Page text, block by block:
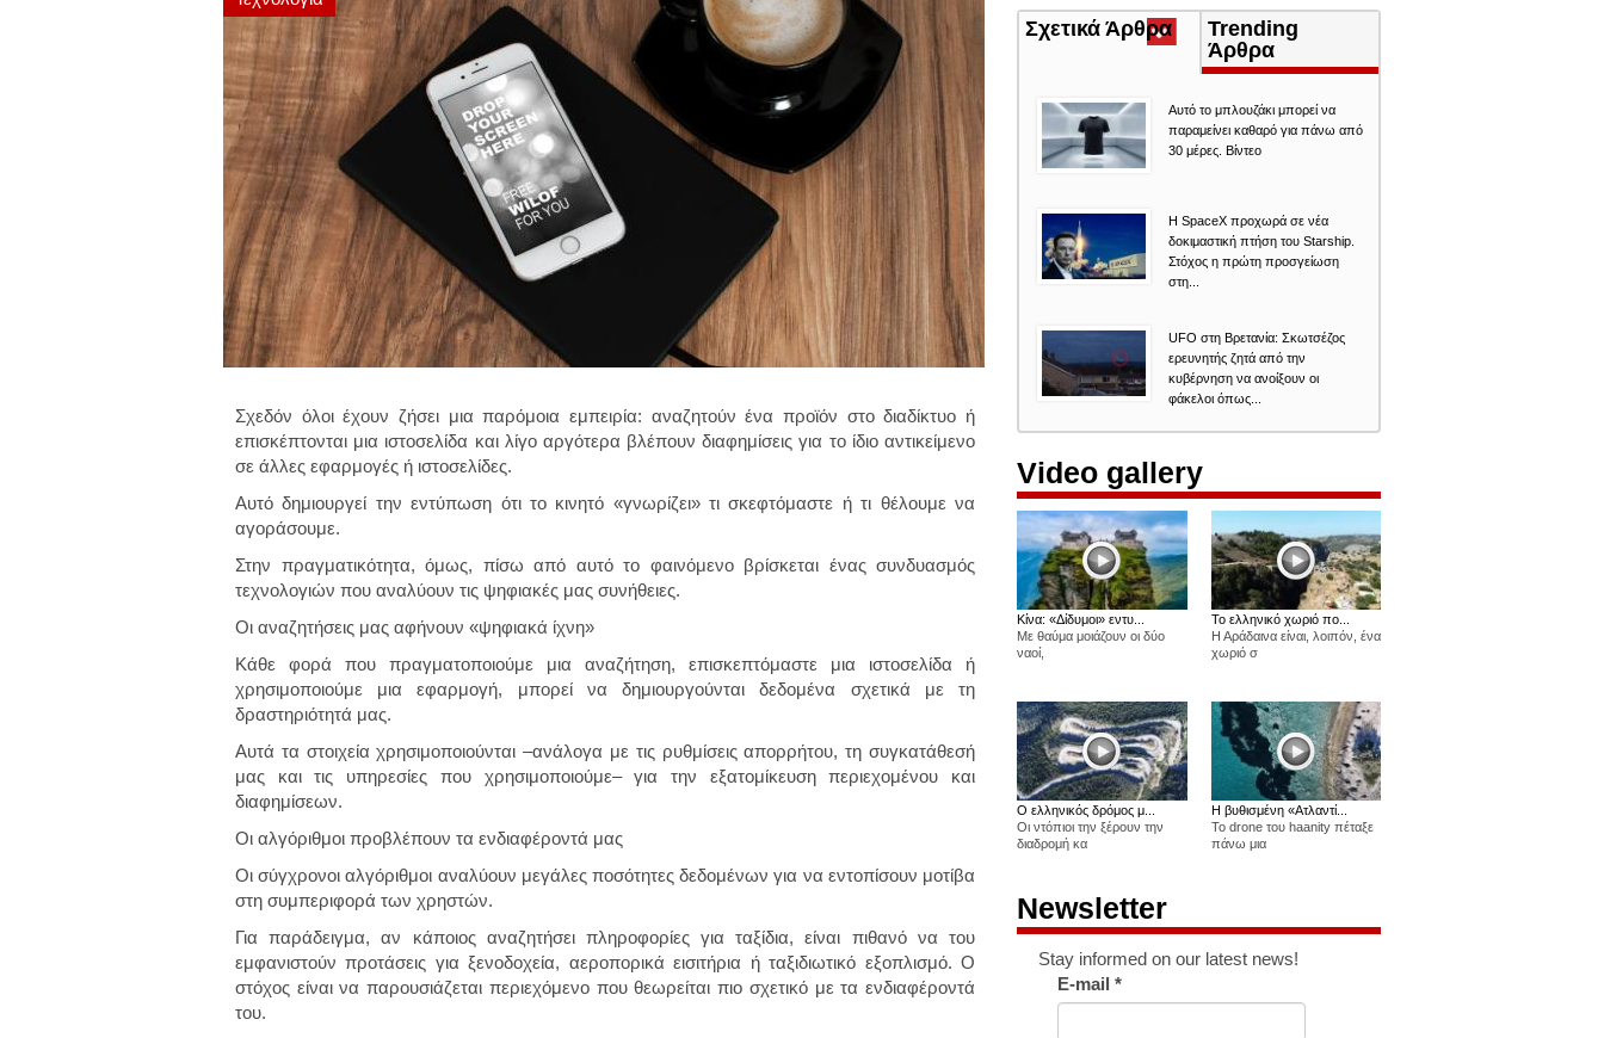
Σχεδόν όλοι έχουν ζήσει μια παρόμοια εμπειρία: αναζητούν ένα προϊόν στο διαδίκτυο ή
επισκέπτονται μια ιστοσελίδα και λίγο αργότερα βλέπουν διαφημίσεις για το ίδιο αντικείμενο
σε άλλες εφαρμογές ή ιστοσελίδες.
Αυτό δημιουργεί την εντύπωση ότι το κινητό «γνωρίζει» τι σκεφτόμαστε ή τι θέλουμε να
αγοράσουμε.
Στην πραγματικότητα, όμως, πίσω από αυτό το φαινόμενο βρίσκεται ένας συνδυασμός
τεχνολογιών που αναλύουν τις ψηφιακές μας συνήθειες.
Οι αναζητήσεις μας αφήνουν «ψηφιακά ίχνη»
Κάθε φορά που πραγματοποιούμε μια αναζήτηση, επισκεπτόμαστε μια ιστοσελίδα ή
χρησιμοποιούμε μια εφαρμογή, μπορεί να δημιουργούνται δεδομένα σχετικά με τη
δραστηριότητά μας.
Αυτά τα στοιχεία χρησιμοποιούνται –ανάλογα με τις ρυθμίσεις απορρήτου, τη συγκατάθεσή
μας και τις υπηρεσίες που χρησιμοποιούμε– για την εξατομίκευση περιεχομένου και
διαφημίσεων.
Οι αλγόριθμοι προβλέπουν τα ενδιαφέροντά μας
Οι σύγχρονοι αλγόριθμοι αναλύουν μεγάλες ποσότητες δεδομένων για να εντοπίσουν μοτίβα
στη συμπεριφορά των χρηστών.
Για παράδειγμα, αν κάποιος αναζητήσει πληροφορίες για ταξίδια, είναι πιθανό να του
εμφανιστούν προτάσεις για ξενοδοχεία, αεροπορικά εισιτήρια ή ταξιδιωτικό εξοπλισμό. Ο
στόχος είναι να παρουσιάζεται περιεχόμενο που θεωρείται πιο σχετικό με τα ενδιαφέροντά
του.
Σχετικά Άρθρα (ενεργή
καρτέλα)
Trending
Άρθρα
Αυτό το μπλουζάκι μπορεί να
παραμείνει καθαρό για πάνω από
30 μέρες. Βίντεο
Η SpaceX προχωρά σε νέα
δοκιμαστική πτήση του Starship.
Στόχος η πρώτη προσγείωση
στη...
UFO στη Βρετανία: Σκωτσέζος
ερευνητής ζητά από την
κυβέρνηση να ανοίξουν οι
φάκελοι όπως...
Video gallery
Κίνα: «Δίδυμοι» εντυ...
Με θαύμα μοιάζουν οι δύο
ναοί,
Το ελληνικό χωριό πο...
Η Αράδαινα είναι, λοιπόν, ένα
χωριό σ
Ο ελληνικός δρόμος μ...
Οι ντόπιοι την ξέρουν την
διαδρομή κα
Η βυθισμένη «Ατλαντί...
Το drone του haanity πέταξε
πάνω μια
Newsletter
Stay informed on our latest news!
E-mail*